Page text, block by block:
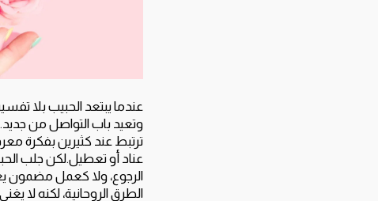
عندما يبتعد الحبيب بلا
وتعيد باب التواصل من
ترتبط عند كثيرين بفكرة
عناد أو تعطيل.لكن جلب
الرجوع، ولا كعمل مضمون
الطرق الروحانية، لكنه لا